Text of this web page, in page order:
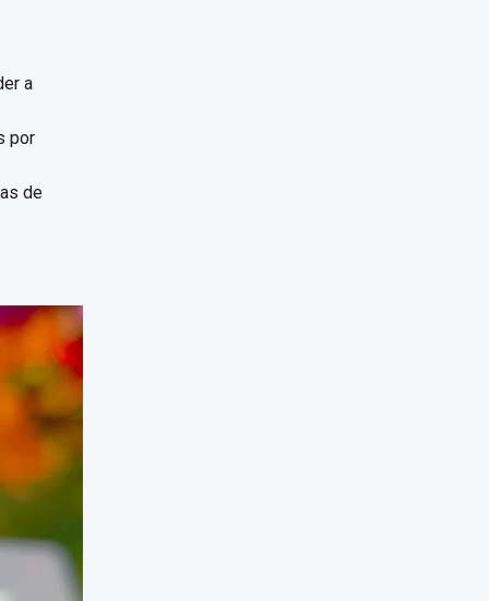
a
por
de